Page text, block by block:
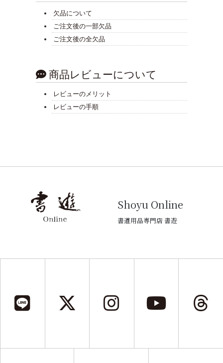
欠品について
ご注文後の一部欠品
ご注文後の全欠品
商品レビューについて
レビューのメリット
レビューの手順
Shoyu Online
書道用品専門店 書遊